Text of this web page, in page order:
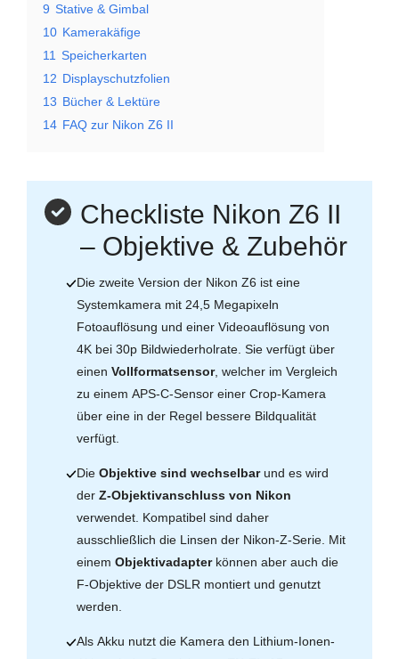
9 Stative & Gimbal
10 Kamerakäfige
11 Speicherkarten
12 Displayschutzfolien
13 Bücher & Lektüre
14 FAQ zur Nikon Z6 II
Checkliste Nikon Z6 II
– Objektive & Zubehör
Die zweite Version der Nikon Z6 ist eine
Systemkamera mit 24,5 Megapixeln
Fotoauflösung und einer Videoauflösung von
4K bei 30p Bildwiederholrate. Sie verfügt über
einenVollformatsensor, welcher im Vergleich
zu einem APS-C-Sensor einer Crop-Kamera
über eine in der Regel bessere Bildqualität
verfügt.
DieObjektive sind wechselbarund es wird
derZ-Objektivanschluss von Nikon
verwendet. Kompatibel sind daher
ausschließlich die Linsen der Nikon-Z-Serie. Mit
einemObjektivadapter können aber auch die
F-Objektive der DSLR montiert und genutzt
werden.
Als Akku nutzt die Kamera den Lithium-Ionen-